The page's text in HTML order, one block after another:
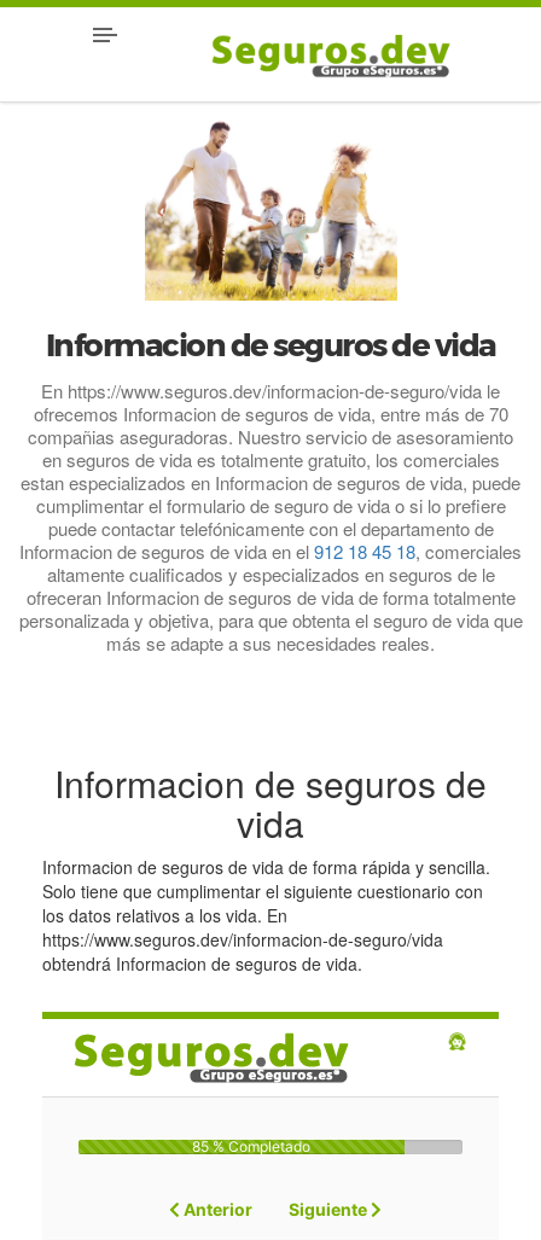
Informacion de seguros de vida
En https://www.seguros.dev/informacion-de-seguro/vida le
ofrecemos Informacion de seguros de vida, entre más de 70
compañias aseguradoras. Nuestro servicio de asesoramiento
en seguros de vida es totalmente gratuito, los comerciales
estan especializados en Informacion de seguros de vida, puede
cumplimentar el formulario de seguro de vida o si lo prefiere
puede contactar telefónicamente con el departamento de
Informacion de seguros de vida en el912 18 45 18, comerciales
altamente cualificados y especializados en seguros de le
ofreceran Informacion de seguros de vida de forma totalmente
personalizada y objetiva, para que obtenta el seguro de vida que
más se adapte a sus necesidades reales.
Informacion de seguros de
vida
Informacion de seguros de vida de forma rápida y sencilla.
Solo tiene que cumplimentar el siguiente cuestionario con
los datos relativos a los vida. En
https://www.seguros.dev/informacion-de-seguro/vida
obtendrá Informacion de seguros de vida.
Anterior
85 % Completado
Siguiente